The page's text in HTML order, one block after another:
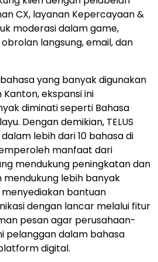
CX, layanan Kepercayaan &
moderasi dalam game,
langsung, email, dan
yang banyak digunakan
ekspansi ini
diminati seperti Bahasa
Dengan demikian, TELUS
lebih dari 10 bahasa di
manfaat dari
mendukung peningkatan dan
lebih banyak
menyediakan bantuan
dengan lancar melalui fitur
pesan agar perusahaan-
pelanggan dalam bahasa
digital.